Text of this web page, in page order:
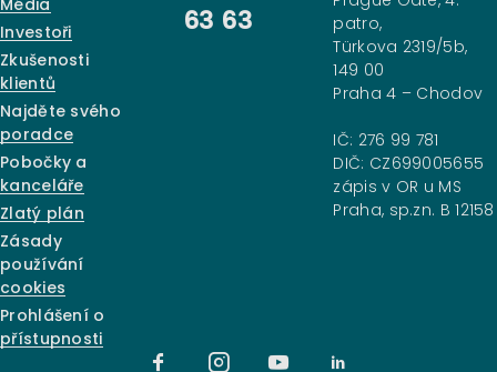
Média
Investoři
Zkušenosti
klientů
Najděte svého
poradce
Pobočky a
kanceláře
Zlatý plán
Zásady
používání
cookies
Prohlášení o
přístupnosti
63 63
patro,
Türkova 2319/5b,
149 00
Praha 4 – Chodov
IČ: 276 99 781
DIČ: CZ699005655
zápis v OR u MS
Praha, sp.zn. B 12158